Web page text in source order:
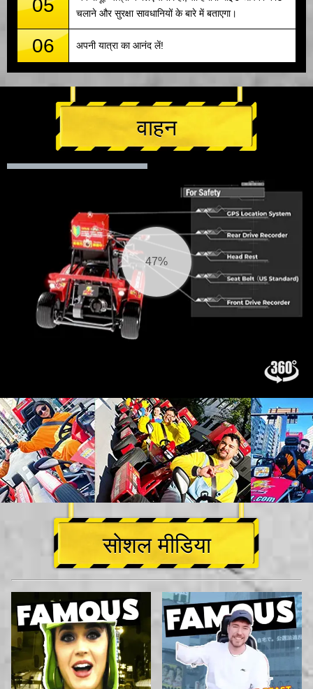
05
चलाने और सुरक्षा सावधानियों के बारे में बताएगा।
06 अपनी यात्रा का आनंद लें!
वाहन
48%
सोशल मीडिया